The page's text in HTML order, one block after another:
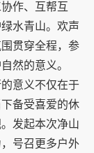
作、互帮互
水青山。欢声
贯穿全程，参
然的意义。
意义不仅在于
备受喜爱的休
发起本次净山
号召更多户外